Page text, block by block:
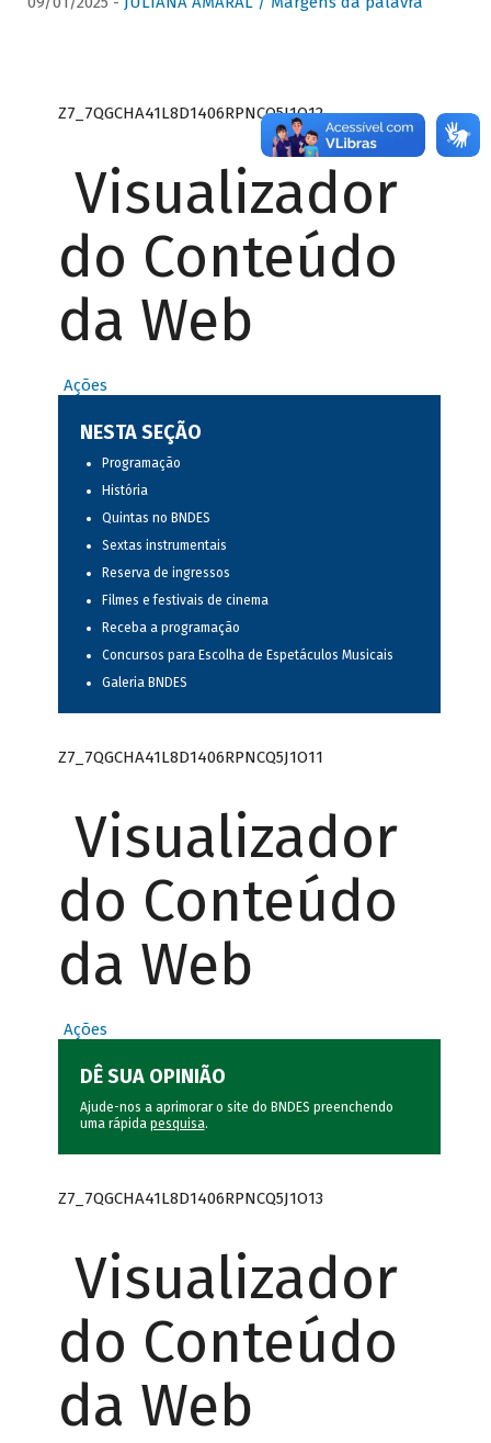
Z7_7QGCHA41L8D1406RPNCQ5J1O12
Visualizador
do Conteúdo
da Web
Ações
NESTA SEÇÃO
Programação
História
Quintas no BNDES
Sextas instrumentais
Reserva de ingressos
Filmes e festivais de cinema
Receba a programação
Concursos para Escolha de Espetáculos Musicais
Galeria BNDES
Z7_7QGCHA41L8D1406RPNCQ5J1O11
Visualizador
do Conteúdo
da Web
Ações
DÊ SUA OPINIÃO
Ajude-nos a aprimorar o site do BNDES preenchendo
uma rápida pesquisa.
Z7_7QGCHA41L8D1406RPNCQ5J1O13
Visualizador
do Conteúdo
da Web